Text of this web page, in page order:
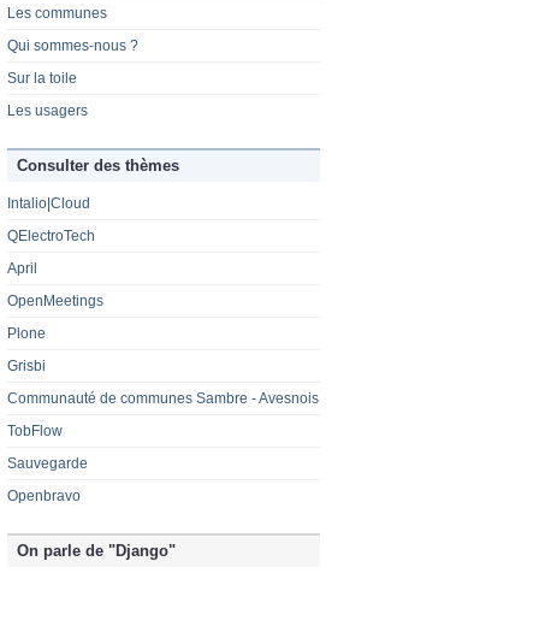
Les communes
Qui sommes-nous ?
Sur la toile
Les usagers
Consulter des thèmes
Intalio|Cloud
QElectroTech
April
OpenMeetings
Plone
Grisbi
Communauté de communes Sambre - Avesnois
TobFlow
Sauvegarde
Openbravo
On parle de "Django"